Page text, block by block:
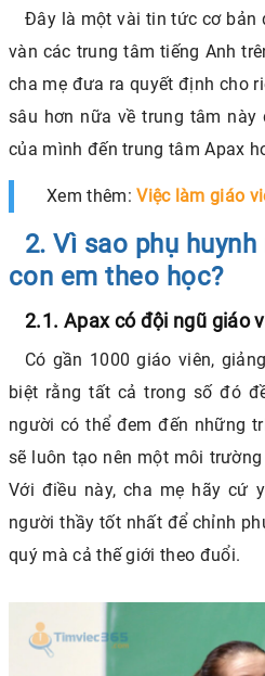
Đây là một vài tin tức cơ bản
vàn các trung tâm tiếng Anh
cha mẹ đưa ra quyết định cho
sâu hơn nữa về trung tâm
của mình đến trung tâm Apax
Xem thêm:Việc làm giáo
2. Vì sao phụ
con em theo học?
2.1. Apax có đội ngũ giáo
Có gần 1000 giáo viên,
biệt rằng tất cả trong số đó
người có thể đem đến những
sẽ luôn tạo nên một môi
Với điều này, cha mẹ hãy cứ
người thầy tốt nhất để chỉnh
quý mà cả thế giới theo đuổi.